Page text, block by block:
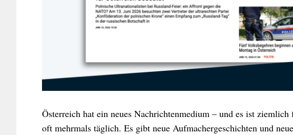
Österreich hat ein neues Nachrichtenmedium – und es ist
oft mehrmals täglich. Es gibt neue Aufmachergeschichten und